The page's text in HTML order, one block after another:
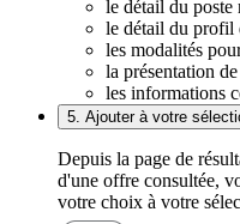
le détail du poste
le détail du profil
les modalités
la présentation
les informations
5. Ajouter à votre
Depuis la page de
d'une offre consultée,
votre choix à votre